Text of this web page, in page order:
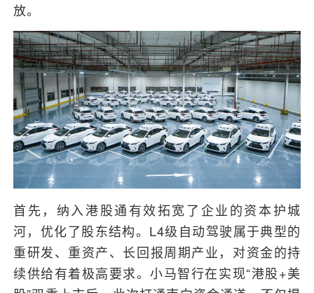
放。
首先，纳入港股通有效拓宽了企业的资本护城
河，优化了股东结构。L4级自动驾驶属于典型的
重研发、重资产、长回报周期产业，对资金的持
续供给有着极高要求。小马智行在实现“港股+美